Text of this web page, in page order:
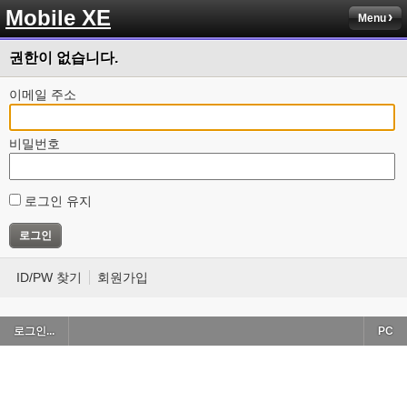
Mobile XE Menu
권한이 없습니다.
이메일 주소
비밀번호
로그인 유지
ID/PW 찾기 회원가입
로그인... PC